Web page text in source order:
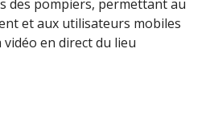
des pompiers, permettant au
et aux utilisateurs mobiles
vidéo en direct du lieu